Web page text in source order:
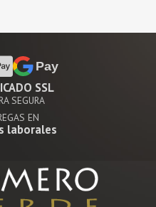
Pay
SSL
SEGURA
EN
laborales